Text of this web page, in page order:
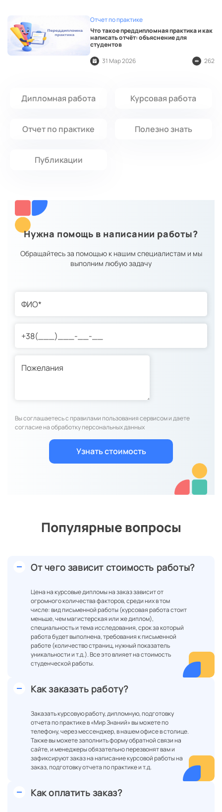
Отчет по практике
Что такое преддипломная практика и как
написать отчёт: объяснение для
студентов
31 Мар 2026
262
Дипломная работа Курсовая работа
Отчет по практике Полезно знать
Публикации
Нужна помощь в написании работы?
Обращайтесь за помощью к нашим специалистам и мы
выполним любую задачу
Вы соглашаетесь с правилами пользования сервисом и даете
согласие на обработку персональных данных
Популярные вопросы
От чего зависит стоимость работы?
Цена на курсовые дипломы на заказ зависит от
огромного количества факторов, среди них в том
числе: вид письменной работы (курсовая работа стоит
меньше, чем магистерская или же диплом),
специальность и тема исследования, срок за который
работа будет выполнена, требования к письменной
работе (количество страниц, нужный показатель
уникальности и т.д.). Все это влияет на стоимость
студенческой работы.
Как заказать работу?
Заказать курсовую работу, дипломную, подготовку
отчета по практике в «Мир Знаний» вы можете по
телефону, через мессенджер, в нашем офисе в столице.
Также вы можете заполнить форму обратной связи на
сайте, и менеджеры обязательно перезвонят вам и
зафиксируют заказ на написание курсовой работы на
заказ, подготовку отчета по практике и т.д.
Как оплатить заказ?